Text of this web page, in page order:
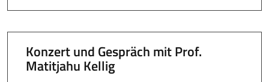
Konzert und Gespräch mit Prof.
Matitjahu Kellig